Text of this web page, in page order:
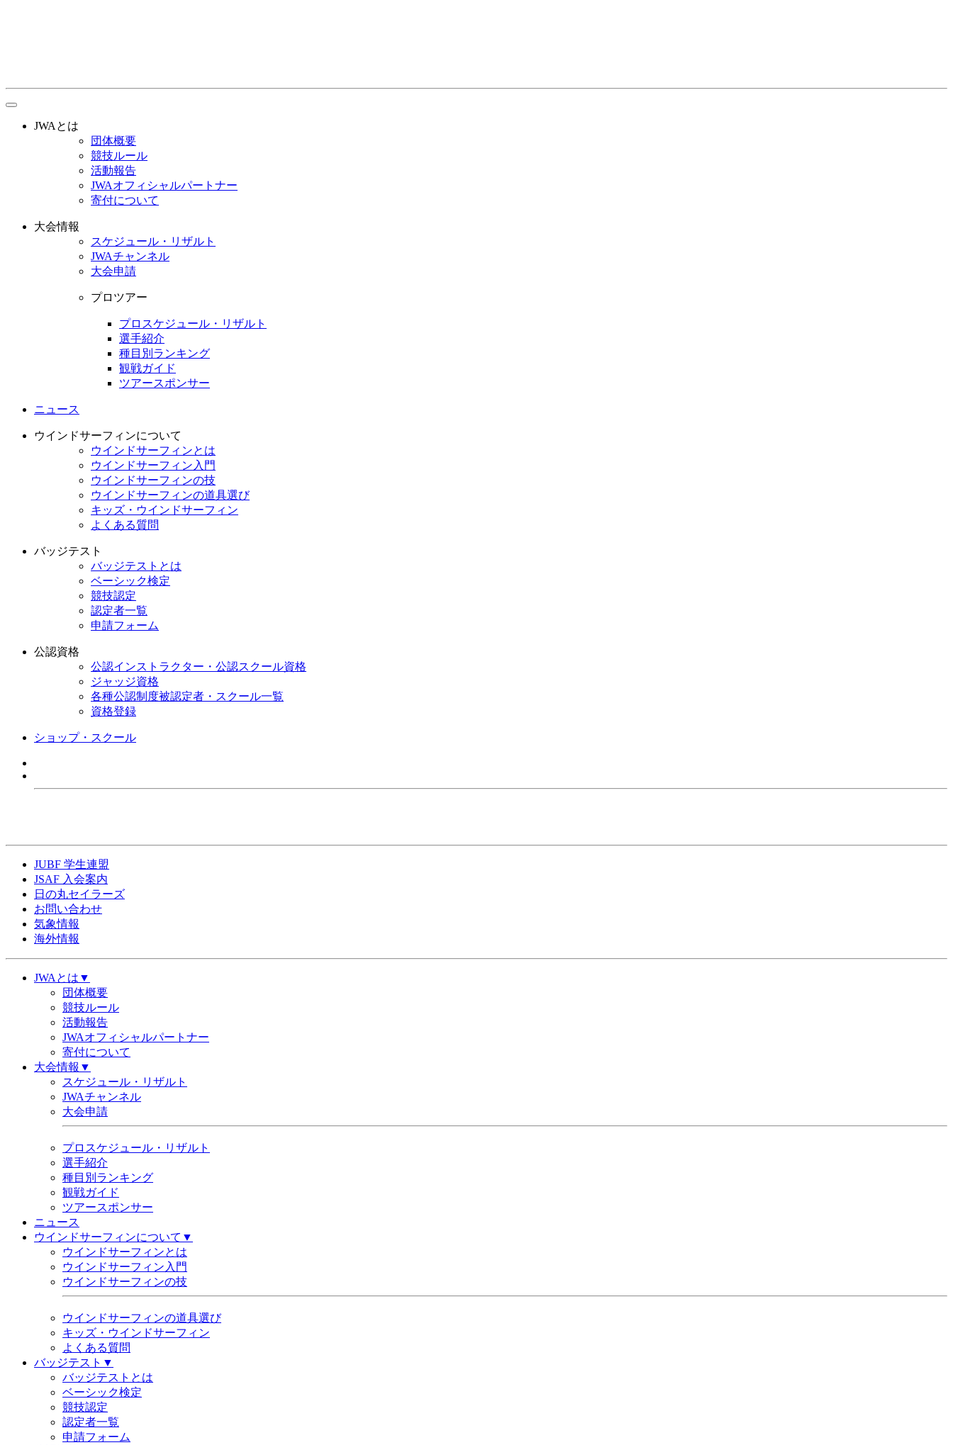
toggle
navigationJWAとは
団体概要
競技ルール
活動報告
JWAオフィシャルパートナー
寄付について
大会情報
スケジュール・リザルト
JWAチャンネル
大会申請
プロツアー
プロスケジュール・リザルト
選手紹介
種目別ランキング
観戦ガイド
ツアースポンサー
ニュース
ウインドサーフィンについて
ウインドサーフィンとは
ウインドサーフィン入門
ウインドサーフィンの技
ウインドサーフィンの道具選び
キッズ・ウインドサーフィン
よくある質問
バッジテスト
バッジテストとは
ベーシック検定
競技認定
認定者一覧
申請フォーム
公認資格
公認インストラクター・公認スクール資格
ジャッジ資格
各種公認制度被認定者・スクール一覧
資格登録
ショップ・スクール
JUBF 学生連盟
JSAF 入会案内
日の丸セイラーズ
お問い合わせ
気象情報
海外情報
JWAとは▼
団体概要
競技ルール
活動報告
JWAオフィシャルパートナー
寄付について
大会情報▼
スケジュール・リザルト
JWAチャンネル
大会申請
プロスケジュール・リザルト
選手紹介
種目別ランキング
観戦ガイド
ツアースポンサー
ニュース
ウインドサーフィンについて▼
ウインドサーフィンとは
ウインドサーフィン入門
ウインドサーフィンの技
ウインドサーフィンの道具選び
キッズ・ウインドサーフィン
よくある質問
バッジテスト▼
バッジテストとは
ベーシック検定
競技認定
認定者一覧
申請フォーム